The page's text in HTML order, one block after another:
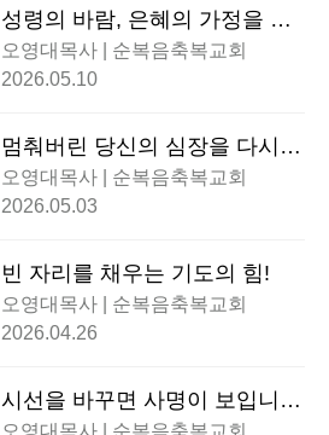
성령의 바람, 은혜의 가정을 세
우다!
오영대목사 | 순복음축복교회
2026.05.10
멈춰버린 당신의 심장을 다시
뛰게 할 불!
오영대목사 | 순복음축복교회
2026.05.03
빈 자리를 채우는 기도의 힘!
오영대목사 | 순복음축복교회
2026.04.26
시선을 바꾸면 사명이 보입니
다!